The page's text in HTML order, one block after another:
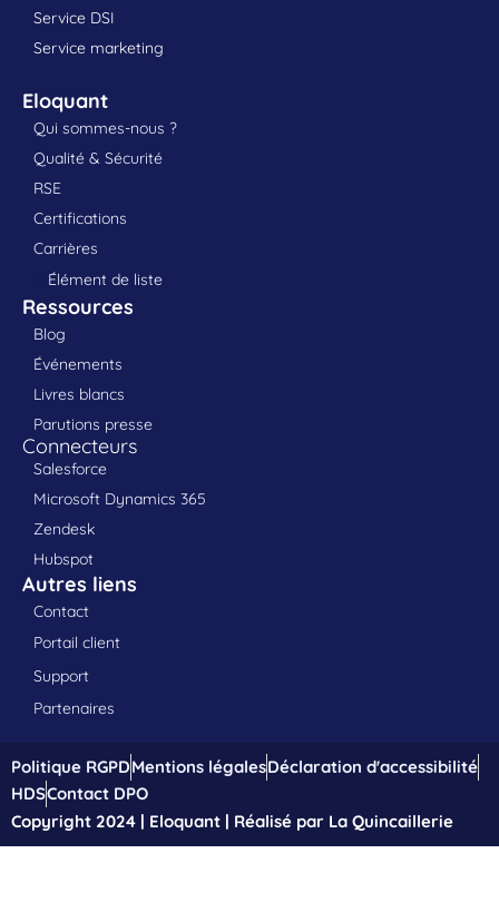
Service DSI
Service marketing
Eloquant
Qui sommes-nous ?
Qualité & Sécurité
RSE
Certifications
Carrières
Élément de liste
Ressources
Blog
Événements
Livres blancs
Parutions presse
Connecteurs
Salesforce
Microsoft Dynamics 365
Zendesk
Hubspot
Autres liens
Contact
Portail client
Support
Partenaires
Politique RGPDMentions légalesDéclaration d'accessibilité
HDSContact DPO
Copyright 2024 | Eloquant | Réalisé par La Quincaillerie